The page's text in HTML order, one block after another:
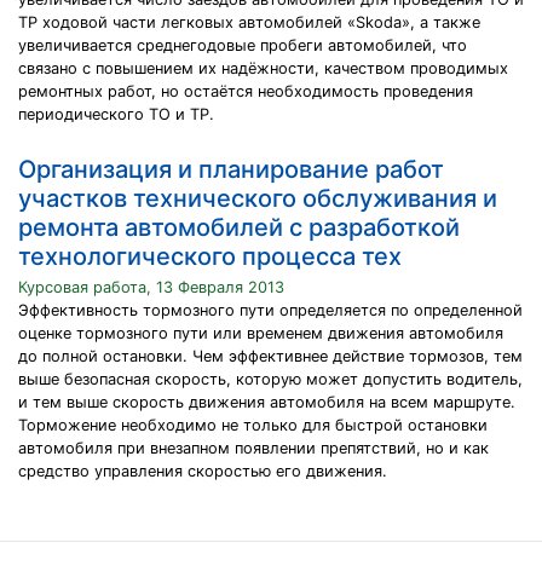
ТР ходовой части легковых автомобилей «Skoda», а также
увеличивается среднегодовые пробеги автомобилей, что
связано с повышением их надёжности, качеством проводимых
ремонтных работ, но остаётся необходимость проведения
периодического ТО и ТР.
Организация и планирование работ
участков технического обслуживания и
ремонта автомобилей с разработкой
технологического процесса тех
Курсовая работа, 13 Февраля 2013
Эффективность тормозного пути определяется по определенной
оценке тормозного пути или временем движения автомобиля
до полной остановки. Чем эффективнее действие тормозов, тем
выше безопасная скорость, которую может допустить водитель,
и тем выше скорость движения автомобиля на всем маршруте.
Торможение необходимо не только для быстрой остановки
автомобиля при внезапном появлении препятствий, но и как
средство управления скоростью его движения.